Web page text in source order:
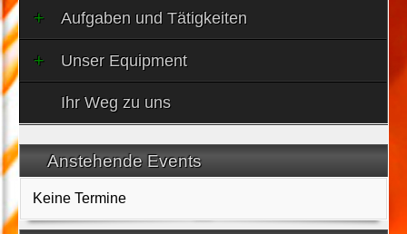
Aufgaben und Tätigkeiten
Unser Equipment
Ihr Weg zu uns
Anstehende Events
Keine Termine